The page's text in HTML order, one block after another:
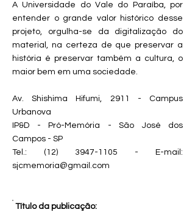
A Universidade do Vale do Paraíba, por
entender o grande valor histórico desse
projeto, orgulha-se da digitalização do
material, na certeza de que preservar a
história é preservar também a cultura, o
maior bem em uma sociedade.
Av. Shishima Hifumi, 2911 - Campus
Urbanova
IP&D - Pró-Memória - São José dos
Campos - SP
Tel.: (12) 3947-1105 - E-mail:
sjcmemoria@gmail.com
Título da publicação: